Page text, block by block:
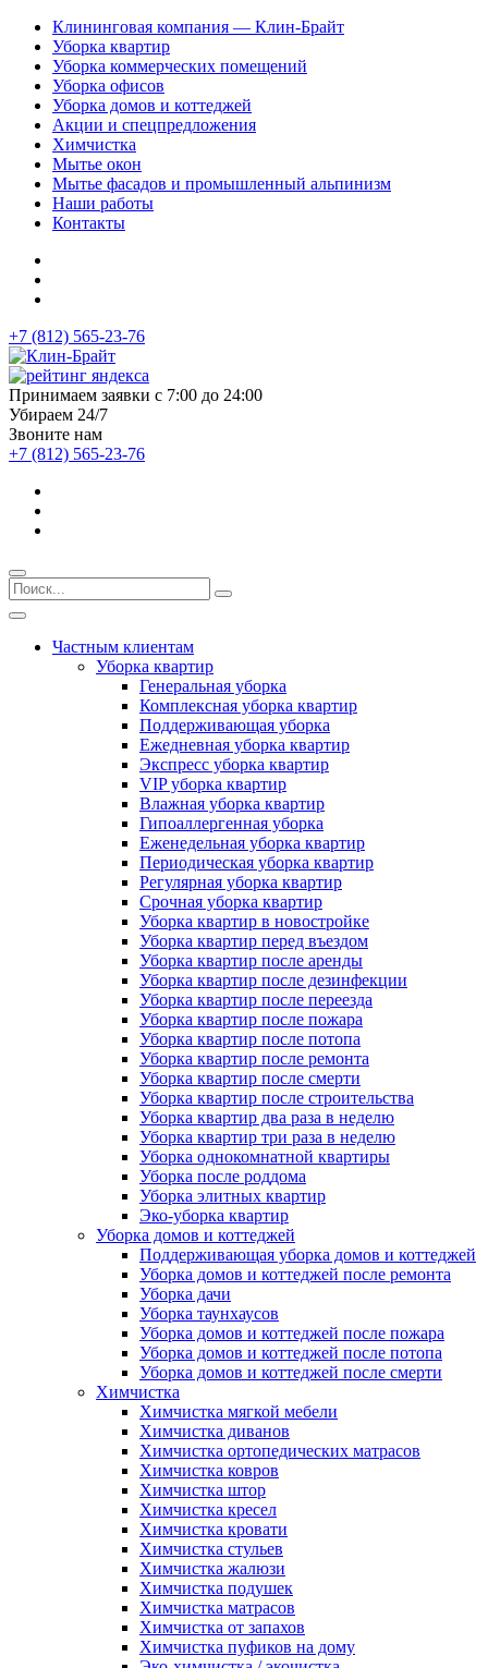
Клининговая компания — Клин-Брайт
Уборка квартир
Уборка коммерческих помещений
Уборка офисов
Уборка домов и коттеджей
Акции и спецпредложения
Химчистка
Мытье окон
Мытье фасадов и промышленный альпинизм
Наши работы
Контакты
+7 (812) 565-23-76
Принимаем заявки с 7:00 до 24:00
Убираем 24/7
Звоните нам
+7 (812) 565-23-76
Частным клиентам
Уборка квартир
Генеральная уборка
Комплексная уборка квартир
Поддерживающая уборка
Ежедневная уборка квартир
Экспресс уборка квартир
VIP уборка квартир
Влажная уборка квартир
Гипоаллергенная уборка
Еженедельная уборка квартир
Периодическая уборка квартир
Регулярная уборка квартир
Срочная уборка квартир
Уборка квартир в новостройке
Уборка квартир перед въездом
Уборка квартир после аренды
Уборка квартир после дезинфекции
Уборка квартир после переезда
Уборка квартир после пожара
Уборка квартир после потопа
Уборка квартир после ремонта
Уборка квартир после смерти
Уборка квартир после строительства
Уборка квартир два раза в неделю
Уборка квартир три раза в неделю
Уборка однокомнатной квартиры
Уборка после роддома
Уборка элитных квартир
Эко-уборка квартир
Уборка домов и коттеджей
Поддерживающая уборка домов и коттеджей
Уборка домов и коттеджей после ремонта
Уборка дачи
Уборка таунхаусов
Уборка домов и коттеджей после пожара
Уборка домов и коттеджей после потопа
Уборка домов и коттеджей после смерти
Химчистка
Химчистка мягкой мебели
Химчистка диванов
Химчистка ортопедических матрасов
Химчистка ковров
Химчистка штор
Химчистка кресел
Химчистка кровати
Химчистка стульев
Химчистка жалюзи
Химчистка подушек
Химчистка матрасов
Химчистка от запахов
Химчистка пуфиков на дому